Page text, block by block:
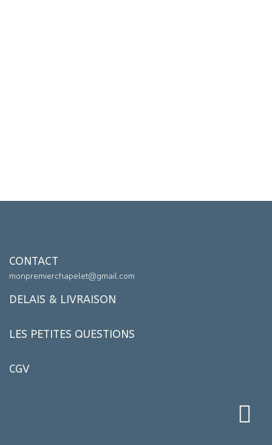
CONTACT
monpremierchapelet@gmail.com
DELAIS & LIVRAISON
LES PETITES QUESTIONS
CGV